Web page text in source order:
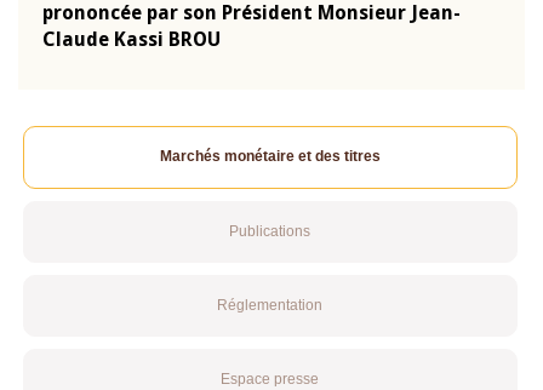
prononcée par son Président Monsieur Jean-
Claude Kassi BROU
Marchés monétaire et des titres
Publications
Réglementation
Espace presse